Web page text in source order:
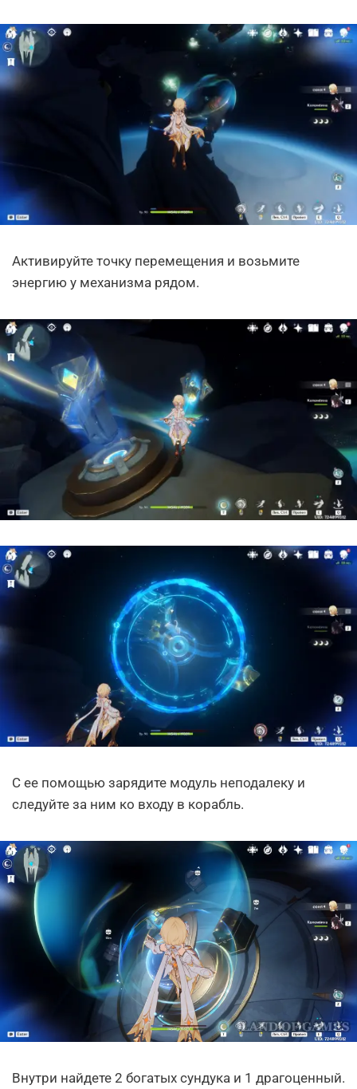
Активируйте точку перемещения и возьмите
энергию у механизма рядом.
С ее помощью зарядите модуль неподалеку и
следуйте за ним ко входу в корабль.
Внутри найдете 2 богатых сундука и 1 драгоценный.